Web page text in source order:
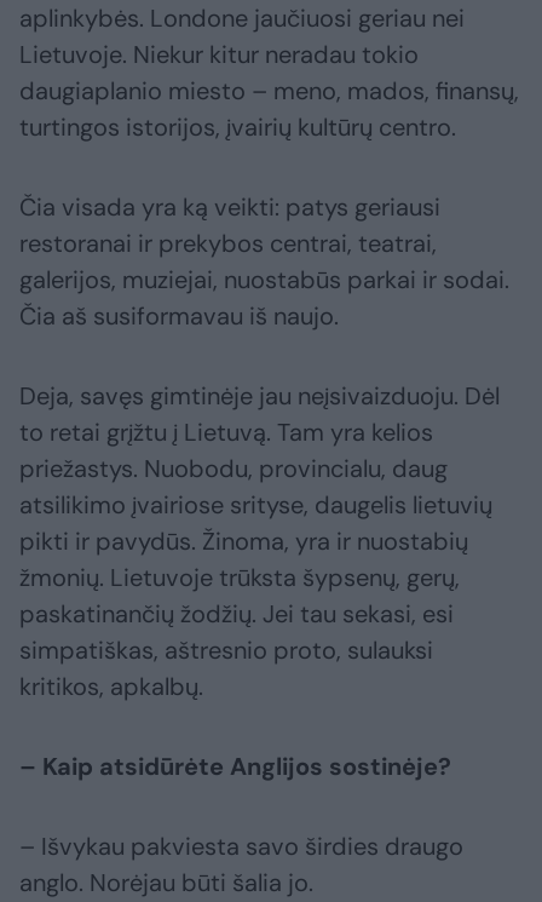
aplinkybės. Londone jaučiuosi geriau nei
Lietuvoje. Niekur kitur neradau tokio
daugiaplanio miesto – meno, mados, finansų,
turtingos istorijos, įvairių kultūrų centro.
Čia visada yra ką veikti: patys geriausi
restoranai ir prekybos centrai, teatrai,
galerijos, muziejai, nuostabūs parkai ir sodai.
Čia aš susiformavau iš naujo.
Deja, savęs gimtinėje jau neįsivaizduoju. Dėl
to retai grįžtu į Lietuvą. Tam yra kelios
priežastys. Nuobodu, provincialu, daug
atsilikimo įvairiose srityse, daugelis lietuvių
pikti ir pavydūs. Žinoma, yra ir nuostabių
žmonių. Lietuvoje trūksta šypsenų, gerų,
paskatinančių žodžių. Jei tau sekasi, esi
simpatiškas, aštresnio proto, sulauksi
kritikos, apkalbų.
– Kaip atsidūrėte Anglijos sostinėje?
– Išvykau pakviesta savo širdies draugo
anglo. Norėjau būti šalia jo.